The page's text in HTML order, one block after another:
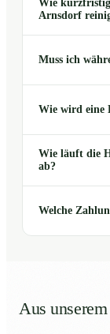
Wie
Arnsdorf
Muss ich
Wie wird eine
Wie läuft die
ab?
Welche
Aus